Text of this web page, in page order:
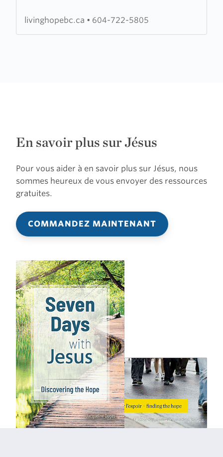
Church
livinghopebc.ca • 604-722-5805
En savoir plus sur Jésus
Pour vous aider à en savoir plus sur Jésus, nous
sommes heureux de vous envoyer des ressources
gratuites.
COMMANDEZ MAINTENANT